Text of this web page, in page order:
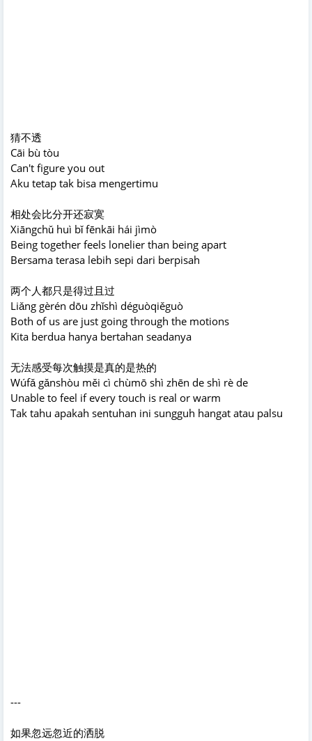
猜不透
Cāi bù tòu
Can't figure you out
Aku tetap tak bisa mengertimu
相处会比分开还寂寞
Xiāngchǔ huì bǐ fēnkāi hái jìmò
Being together feels lonelier than being apart
Bersama terasa lebih sepi dari berpisah
两个人都只是得过且过
Liǎng gèrén dōu zhǐshì déguòqiěguò
Both of us are just going through the motions
Kita berdua hanya bertahan seadanya
无法感受每次触摸是真的是热的
Wúfǎ gǎnshòu měi cì chùmō shì zhēn de shì rè de
Unable to feel if every touch is real or warm
Tak tahu apakah sentuhan ini sungguh hangat atau palsu
---
如果忽远忽近的洒脱